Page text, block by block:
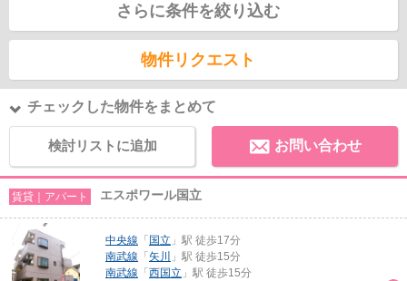
さらに条件を絞り込む
物件リクエスト
チェックした物件をまとめて
検討リストに追加 お問い合わせ
賃貸｜アパート エスポワール国立
中央線 「 国立 」駅 徒歩17分
南武線 「 矢川
」駅 徒歩15分
南武線 「 西国立 」駅 徒歩15分